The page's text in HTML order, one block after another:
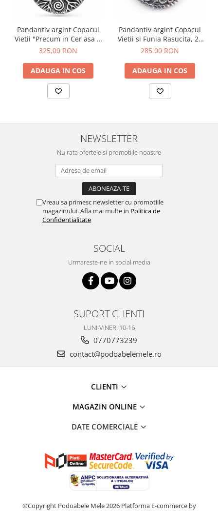
Pandantiv argint Copacul
Vietii "Precum in Cer asa si
pe Pamant"
325,00 RON
ADAUGA IN COS
Pandantiv argint Copacul
Vietii si Funia Rasucita, 26
mm
285,00 RON
ADAUGA IN COS
NEWSLETTER
Nu rata ofertele si promotiile noastre
Vreau sa primesc newsletter cu promotiile
magazinului. Afla mai multe in Politica de
Confidentialitate
SOCIAL
Urmareste-ne in social media
SUPORT CLIENTI
LUNI-VINERI 10-16
0770773239
contact@podoabelemele.ro
CLIENTI
MAGAZIN ONLINE
DATE COMERCIALE
©Copyright Podoabele Mele 2026 Platforma E-commerce by